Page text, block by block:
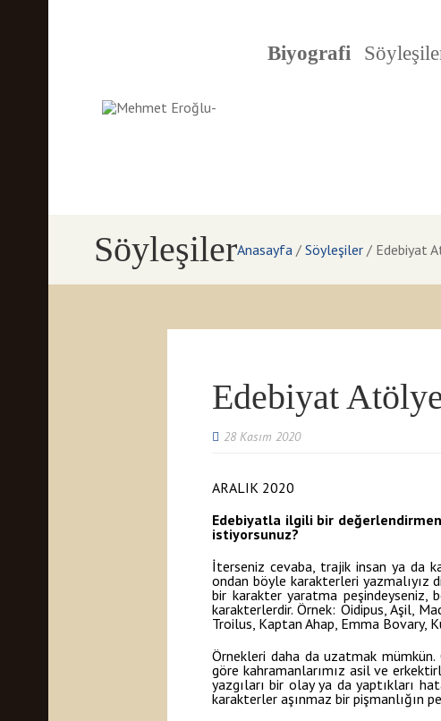
Biyografi
SöyleşilerAnasayfa / Söyleşiler / Edebiyat
Edebiyat
28 Kasım 2020
ARALIK 2020
Edebiyatla ilgili bir
istiyorsunuz?
İterseniz cevaba, trajik insan ya da
ondan böyle karakterleri yazmalıyız
bir karakter yaratma peşindeyseniz,
karakterlerdir. Örnek: Oidipus, Aşil,
Troilus, Kaptan Ahap, Emma Bovary,
Örnekleri daha da uzatmak
göre kahramanlarımız asil ve
yazgıları bir olay ya da yaptıkları
karakterler aşınmaz bir pişmanlığın